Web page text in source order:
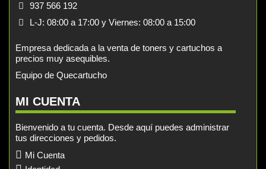
937 566 192
L-J: 08:00 a 17:00 y Viernes: 08:00 a 15:00
Empresa dedicada a la venta de toners y cartuchos a
precios muy asequibles.
Equipo de Quecartucho
MI CUENTA
Bienvenido a tu cuenta. Desde aquí puedes administrar
tus direcciones y pedidos.
Mi Cuenta